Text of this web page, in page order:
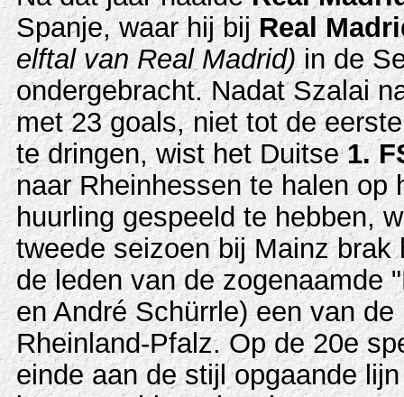
Spanje, waar hij bijReal
elftal van Real Madrid)in de
ondergebracht. Nadat Szalai
met 23 goals, niet tot de
te dringen, wist het Duitse1.
naar Rheinhessen te halen
huurling gespeeld te hebben,
tweede seizoen bij Mainz
de leden van de zogenaamde
en André Schürrle) een van
Rheinland-Pfalz. Op de 20e
einde aan de stijl opgaande